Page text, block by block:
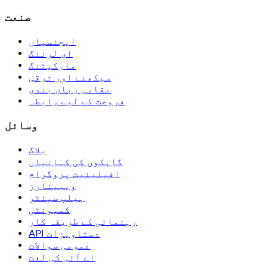
صنعت
ایجنسیاں
ای لرننگ
مارکیٹنگ
سیکھنے اور ترقی
مقامی زبان بندی
فروخت کے لیے رابطہ
وسائل
بلاگ
گاہکوں کی کہانیاں
افیلیئیٹ پروگرام
ویبینارز
ہیلپ سینٹر
کمیونٹی
رہنمائی کے طریقہ کار
API دستاویزات
عمومی سوالات
اے آئی کی لغت